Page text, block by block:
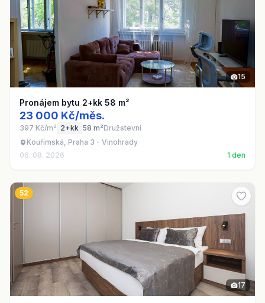
15
Pronájem bytu 2+kk 58 m²
23 000 Kč/měs.
397 Kč/m² 2+kk 58 m²Družstevní
Kouřimská, Praha 3 - Vinohrady
06. 08. 2026
1 den
52
17